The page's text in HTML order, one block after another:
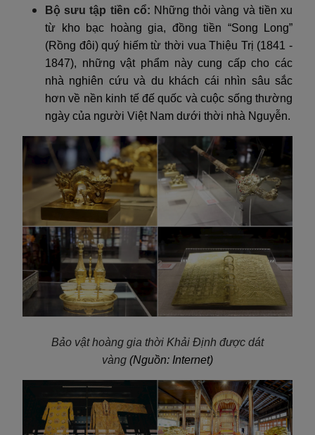
Bộ sưu tập tiền cổ: Những thỏi vàng và tiền xu
từ kho bạc hoàng gia, đồng tiền “Song Long”
(Rồng đôi) quý hiếm từ thời vua Thiệu Trị (1841 -
1847), những vật phẩm này cung cấp cho các
nhà nghiên cứu và du khách cái nhìn sâu sắc
hơn về nền kinh tế đế quốc và cuộc sống thường
ngày của người Việt Nam dưới thời nhà Nguyễn.
Bảo vật hoàng gia thời Khải Định được dát
vàng (Nguồn: Internet)